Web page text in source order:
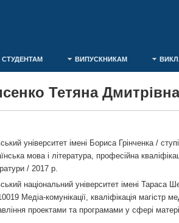
СТУДЕНТАМ ВИПУСКНИКАМ
Тетяна Дмитрівна
університет імені Бориса Грінченка /
мова і література, професійна
/ 2017 р.
національний університет імені Тараса
Медіа-комунікації, кваліфікація магістр
проектами та програмами у сфері